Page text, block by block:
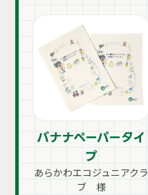
バナナペーパータイ
プ
あらかわエコジュニアクラ
ブ 様